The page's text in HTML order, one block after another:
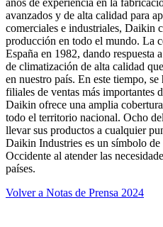
años de experiencia en la
avanzados y de alta calidad para
comerciales e industriales, Daikin
producción en todo el mundo. La
España en 1982, dando respuesta
de climatización de alta calidad
en nuestro país. En este tiempo,
filiales de ventas más importantes
Daikin ofrece una amplia
todo el territorio nacional. Ocho
llevar sus productos a cualquier
Daikin Industries es un símbolo
Occidente al atender las
países.
Volver a Notas de Prensa 2024